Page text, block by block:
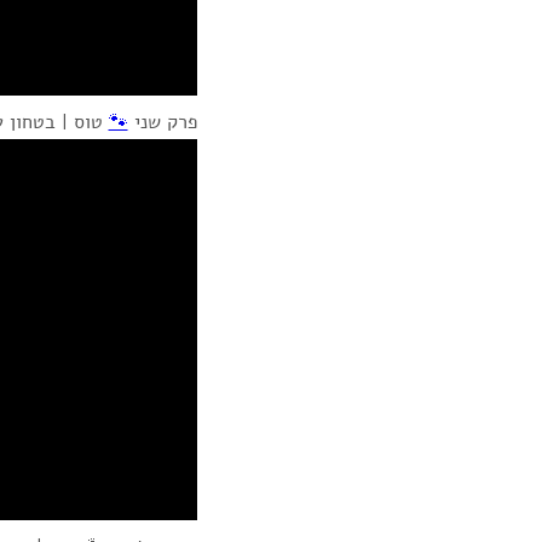
פרק שני 🐾 טוס | בטחון